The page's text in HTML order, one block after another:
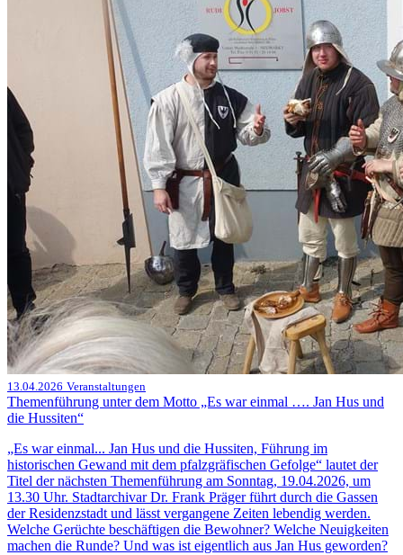
13.04.2026 Veranstaltungen
Themenführung unter dem Motto „Es war einmal …. Jan Hus und
die Hussiten“
„Es war einmal... Jan Hus und die Hussiten, Führung im
historischen Gewand mit dem pfalzgräfischen Gefolge“ lautet der
Titel der nächsten Themenführung am Sonntag, 19.04.2026, um
13.30 Uhr. Stadtarchivar Dr. Frank Präger führt durch die Gassen
der Residenzstadt und lässt vergangene Zeiten lebendig werden.
Welche Gerüchte beschäftigen die Bewohner? Welche Neuigkeiten
machen die Runde? Und was ist eigentlich aus Jan Hus geworden?